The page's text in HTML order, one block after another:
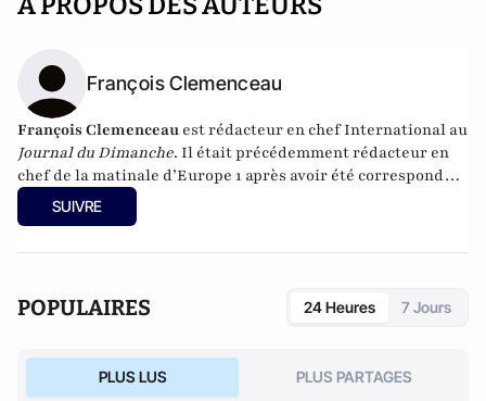
François Clemenceau
François Clemenceau est rédacteur en chef International au
Journal du Dimanche. Il était précédemment rédacteur en
chef de la matinale d’Europe 1 après avoir été correspondant
de la radio à Washington pendant sept ans. Son blog
2008sur la campagne présidentielle américaine a reçu la
édition augmentée(éditions Du Rocher).
SUIVRE
POPULAIRES 24 Heures 7 Jours
PLUS LUS PLUS PARTAGES